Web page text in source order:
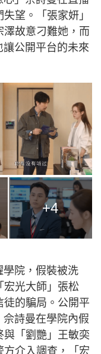
望。「張家妍」
澤故意刁難她，而
讓公開平台的未來
+4
學院，假裝被洗
宏光大師」張松
的騙局。公開平
詩曼在學院內假
「劉艷」王敏奕
方介入調查，「宏